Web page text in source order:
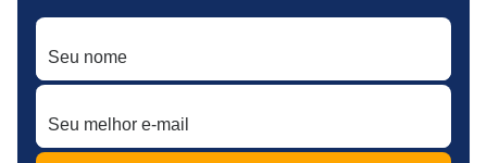
Seu nome
Seu melhor e-mail